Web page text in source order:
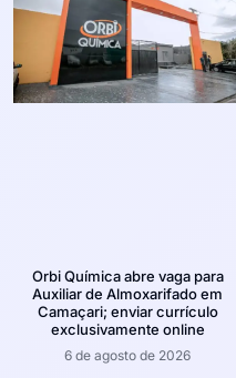
Orbi Química abre vaga para
Auxiliar de Almoxarifado em
Camaçari; enviar currículo
exclusivamente online
6 de agosto de 2026